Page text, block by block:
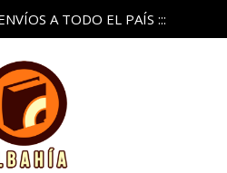
A TODO EL PAÍS :::